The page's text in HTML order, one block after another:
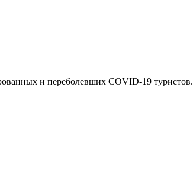
и переболевших COVID-19 туристов.